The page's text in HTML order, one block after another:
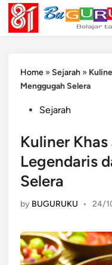
Skip
content
Home » Sejarah »
Menggugah Selera
PostedSejarah
Kuliner
Legendaris
Selera
by BUGURUKU • 24/